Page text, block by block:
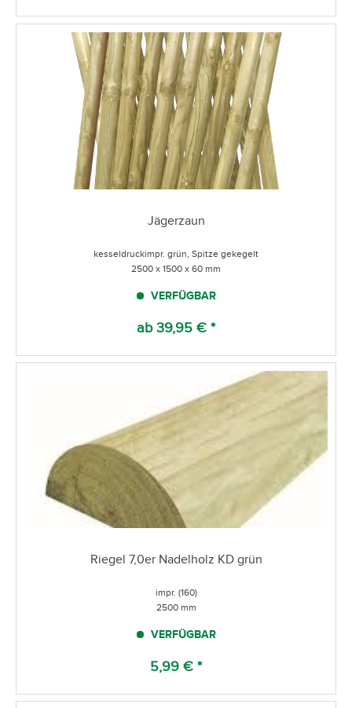
Jägerzaun
kesseldruckimpr. grün, Spitze gekegelt
2500 x 1500 x 60 mm
VERFÜGBAR
ab 39,95 € *
Riegel 7,0er Nadelholz KD grün
impr. (160)
2500 mm
VERFÜGBAR
5,99 € *